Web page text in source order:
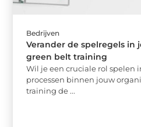
Bedrijven
Verander de spelregels in
green belt training
Wil je een cruciale rol spelen
processen binnen jouw
training de ...